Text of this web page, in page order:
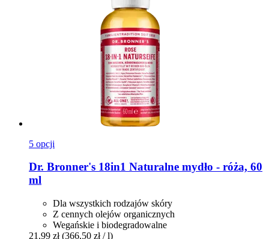
5 opcji
Dr. Bronner's 18in1 Naturalne mydło -​ róża, 60
ml
Dla wszystkich rodzajów skóry
Z cennych olejów organicznych
Wegańskie i biodegradowalne
21,99 zł (366,50 zł / l)